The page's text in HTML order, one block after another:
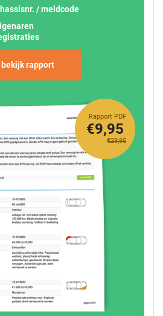
/ meldcode
bekijk rapport
Rapport PDF
€29,95
€9,95